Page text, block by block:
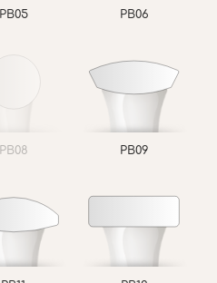
PB05 PB06
PB08 PB09